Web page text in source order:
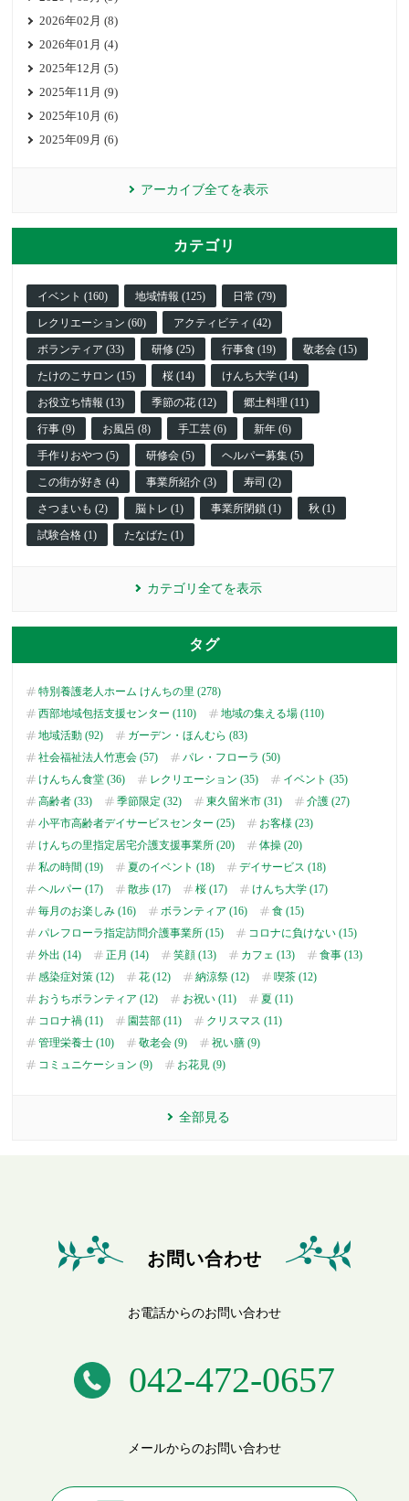
2026年02月 (8)
2026年01月 (4)
2025年12月 (5)
2025年11月 (9)
2025年10月 (6)
2025年09月 (6)
アーカイブ全てを表示
カテゴリ
イベント (160) 地域情報 (125) 日常 (79)
レクリエーション (60) アクティビティ (42)
ボランティア (33) 研修 (25) 行事食 (19) 敬老会 (15)
たけのこサロン (15) 桜 (14) けんち大学 (14)
お役立ち情報 (13) 季節の花 (12) 郷土料理 (11)
行事 (9) お風呂 (8) 手工芸 (6) 新年 (6)
手作りおやつ (5) 研修会 (5) ヘルパー募集 (5)
この街が好き (4) 事業所紹介 (3) 寿司 (2)
さつまいも (2) 脳トレ (1) 事業所閉鎖 (1) 秋 (1)
試験合格 (1) たなばた (1)
カテゴリ全てを表示
タグ
特別養護老人ホーム けんちの里 (278)
西部地域包括支援センター (110)
地域の集える場 (110)
地域活動 (92)
ガーデン・ほんむら (83)
社会福祉法人竹恵会 (57)
パレ・フローラ (50)
けんちん食堂 (36)
レクリエーション (35)
イベント (35)
高齢者 (33)
季節限定 (32) 東久留米市 (31)
介護 (27)
小平市高齢者デイサービスセンター (25)
お客様 (23)
けんちの里指定居宅介護支援事業所 (20)
体操 (20)
私の時間 (19)
夏のイベント (18)
デイサービス (18)
ヘルパー (17)
散歩 (17) 桜 (17)
けんち大学 (17)
毎月のお楽しみ (16)
ボランティア (16)
食 (15)
パレフローラ指定訪問介護事業所 (15)
コロナに負けない (15)
外出 (14)
正月 (14) 笑顔 (13) カフェ (13)
食事 (13)
感染症対策 (12)
花 (12) 納涼祭 (12)
喫茶 (12)
おうちボランティア (12)
お祝い (11)
夏 (11)
コロナ禍 (11)
園芸部 (11)
クリスマス (11)
管理栄養士 (10)
敬老会 (9)
祝い膳 (9)
コミュニケーション (9)
お花見 (9)
全部見る
お問い合わせ
お電話からのお問い合わせ
042-472-0657
メールからのお問い合わせ